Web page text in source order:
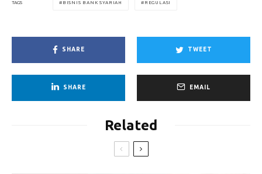
TAGS BISNIS BANK SYARIAH REGULASI
SHARE TWEET
SHARE EMAIL
Related